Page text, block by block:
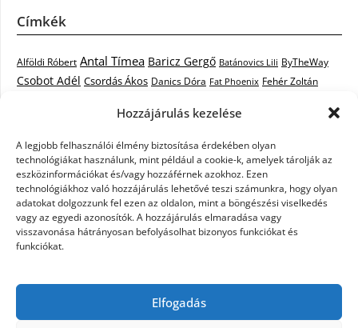
Hozzájárulás kezelése
A legjobb felhasználói élmény biztosítása érdekében olyan
technológiákat használunk, mint például a cookie-k, amelyek tárolják az
eszközinformációkat és/vagy hozzáférnek azokhoz. Ezen
technológiákhoz való hozzájárulás lehetővé teszi számunkra, hogy olyan
adatokat dolgozzunk fel ezen az oldalon, mint a böngészési viselkedés
vagy az egyedi azonosítók. A hozzájárulás elmaradása vagy
visszavonása hátrányosan befolyásolhat bizonyos funkciókat és
funkciókat.
Elfogadás
Címkék
Alföldi Róbert Antal Tímea Baricz Gergő Batánovics Lili ByTheWay
Csobot Adél Csordás Ákos Danics Dóra Fat Phoenix Fehér Zoltán
Kovács László Stone
Krasznai Tünde Like LiL C. Malek Miklós mentor Muri Enikő
Nagy Feró Oláh Gergő Péterffy Lili Rocktenors RTL Klub
Cowell Szabó Dávid Szabó Ádám Szikora Róbert Takács Nikolas
Tarány Tamás Tóth Gabi Vastag Csaba Vastag Tamás
Kati X-factor X-FaktorX-Faktor videók
X-Faktor válogatásx faktor döntő Zámbó